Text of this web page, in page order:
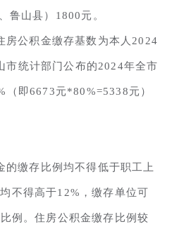
鲁山县）1800元。
房公积金缴存基数为本人2024
市统计部门公布的2024年全市
（即6673元*80%=5338元）
的缴存比例均不得低于职工上
不得高于12%，缴存单位可
例。住房公积金缴存比例较